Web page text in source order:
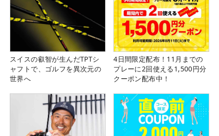
スイスの叡智が生んだTPTシ
ャフトで、ゴルフを異次元の
世界へ
4日間限定配布！11月までの
プレーに2回使える1,500円分
クーポン配布中！